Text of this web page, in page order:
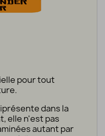
pour tout
dans la
elle n'est pas
autant par